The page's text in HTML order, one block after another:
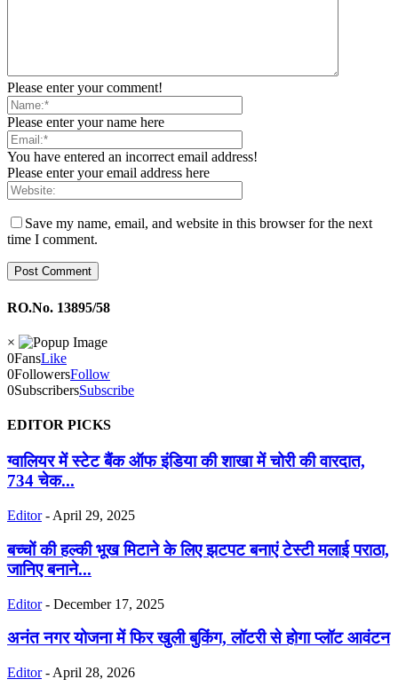
Please enter your comment!
Please enter your name here
You have entered an incorrect email address!
Please enter your email address here
Save my name, email, and website in this browser for the next
time I comment.
RO.No. 13895/58
×
0FansLike
0FollowersFollow
0SubscribersSubscribe
EDITOR PICKS
ग्वालियर में स्टेट बैंक ऑफ इंडिया की शाखा में चोरी की वारदात,
734 चेक...
Editor - April 29, 2025
बच्चों की हल्की भूख मिटाने के लिए झटपट बनाएं टेस्टी मलाई पराठा,
जानिए बनाने...
Editor - December 17, 2025
अनंत नगर योजना में फिर खुली बुकिंग, लॉटरी से होगा प्लॉट आवंटन
Editor - April 28, 2026